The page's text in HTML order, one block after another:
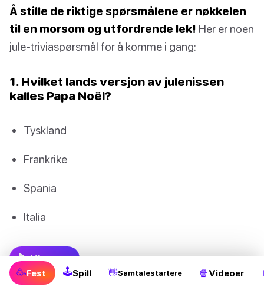
Å stille de riktige spørsmålene er nøkkelen
til en morsom og utfordrende lek! Her er noen
jule-triviaspørsmål for å komme i gang:
1. Hvilket lands versjon av julenissen
kalles Papa Noël?
Tyskland
Frankrike
Spania
Italia
Vis svar
🥳Fest 🕹Spill 👋Samtalestartere 🍿 Videoer